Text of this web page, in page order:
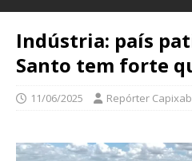
Indústria: país
Santo tem forte
11/06/2025 Repórter